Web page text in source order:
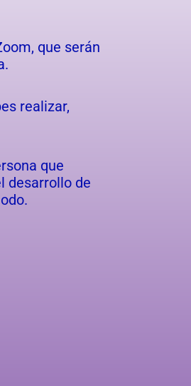
que serán
realizar,
que
desarrollo de